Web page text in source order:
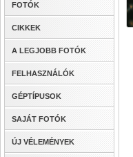
FOTÓK
CIKKEK
A LEGJOBB FOTÓK
FELHASZNÁLÓK
GÉPTÍPUSOK
SAJÁT FOTÓK
ÚJ VÉLEMÉNYEK